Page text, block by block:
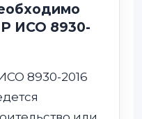
ИСО 8930-
8930-2016